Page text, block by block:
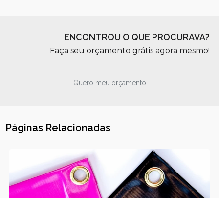
ENCONTROU O QUE PROCURAVA?
Faça seu orçamento grátis agora mesmo!
Quero meu orçamento
Páginas Relacionadas